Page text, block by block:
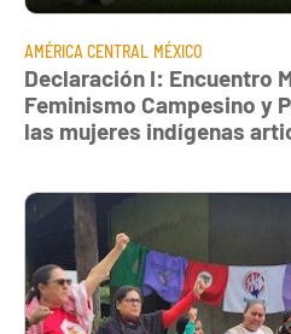
AMÉRICA CENTRAL MÉXICO
Declaración I: Encuentro
Feminismo Campesino y
las mujeres indígenas